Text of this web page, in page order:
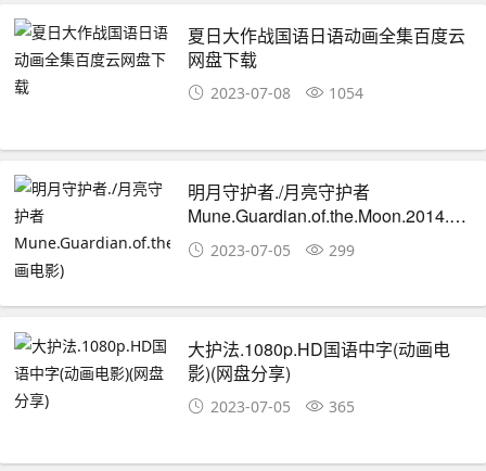
夏日大作战国语日语动画全集百度云
网盘下载
2023-07-08 1054
明月守护者./月亮守护者
画电影)
2023-07-05 299
大护法.1080p.HD国语中字(动画电
影)(网盘分享)
2023-07-05 365